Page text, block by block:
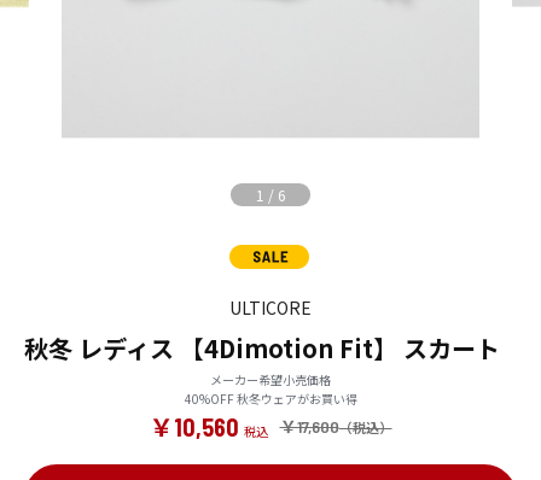
1 / 6
ULTICORE
秋冬 レディス 【4Dimotion Fit】 スカート
メーカー希望小売価格
40%OFF 秋冬ウェアがお買い得
￥17,600
￥10,560